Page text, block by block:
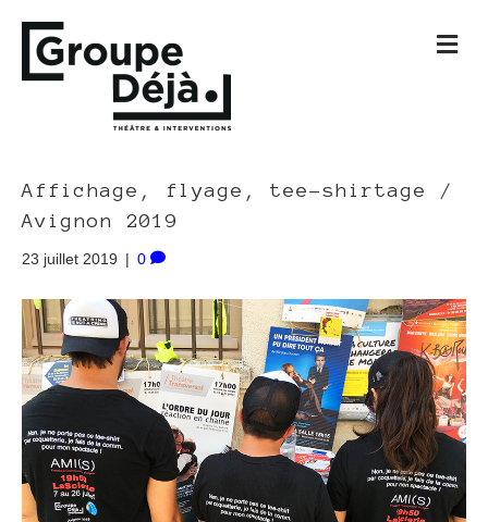
M
Affichage, flyage, tee-shirtage /
Avignon 2019
23 juillet 2019 | 0